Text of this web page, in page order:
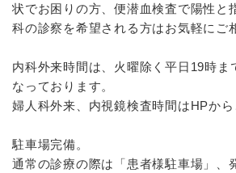
状でお困りの方、便潜血検査で陽性と
科の診察を希望される方はお気軽にご
内科外来時間は、火曜除く平日19時ま
なっております。
婦人科外来、内視鏡検査時間はHPから
駐車場完備。
通常の診療の際は「患者様駐車場」、